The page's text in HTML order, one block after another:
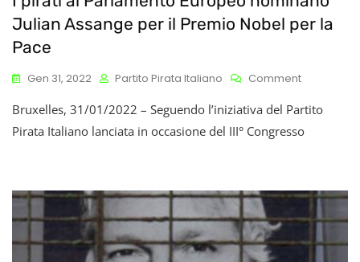
Julian Assange per il Premio Nobel per la
Pace
Gen 31, 2022 Partito Pirata Italiano CommentOn
Pirati
Al
Julian
Assange
Per
Il
Bruxelles, 31/01/2022 – Seguendo l’iniziativa del Partito
Pirata Italiano lanciata in occasione del III° Congresso